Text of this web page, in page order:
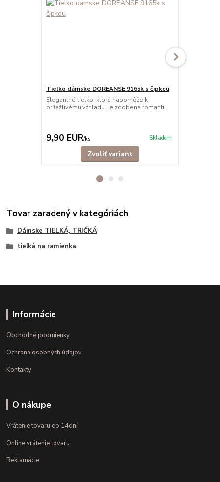
Tielko dámske DOREANSE 9165k s čipkou
Elegantné tielko, ktoré napomôže k
príťažlivému vzhľadu. Je zdobené romanti...
9,90 EUR/ks Skladom
Zvoliť variant
Tovar zaradený v kategóriách
Dámske TIELKÁ, TRIČKÁ
tielká na ramienka
Informácie
Obchodné podmienky
Ochrana osobných údajov
Kontakty
O nákupe
Vrátenie tovaru do 14dní
Online vrátenie tovaru
Reklamácie